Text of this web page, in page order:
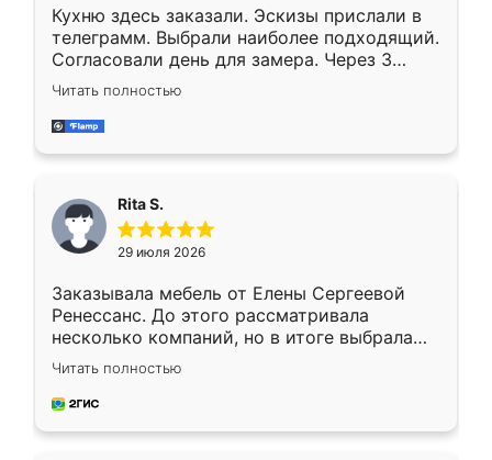
Кухню здесь заказали. Эскизы прислали в
телеграмм. Выбрали наиболее подходящий.
Согласовали день для замера. Через 3
недели кухня была уже готова. Остались
довольны работой. Спасибо Ренессанс
мебель за качественную работу!
Читать полностью
Rita S.
29 июля 2026
Заказывала мебель от Елены Сергеевой
Ренессанс. До этого рассматривала
несколько компаний, но в итоге выбрала
эту. Сначала обговорили условия, потом
приехал замерщик, всё спокойно объяснил
и снял размеры. Изготовили в срок, с
Читать полностью